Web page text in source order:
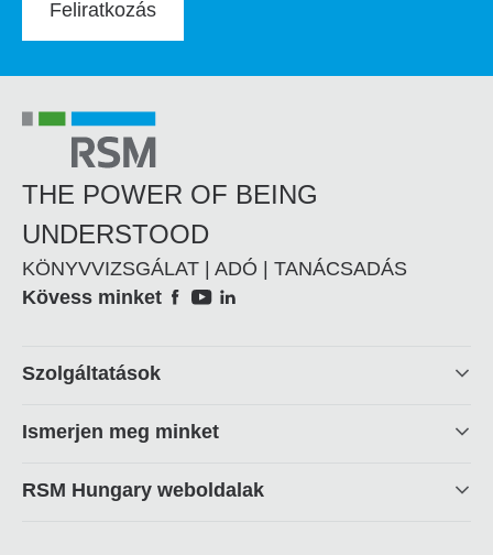
Feliratkozás
THE POWER OF BEING
UNDERSTOOD
KÖNYVVIZSGÁLAT | ADÓ | TANÁCSADÁS
Social
Kövess minket
Footer
Szolgáltatások
Ismerjen meg minket
RSM Hungary weboldalak